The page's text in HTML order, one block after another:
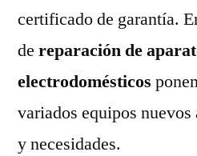
certificado de garantía.
de reparación de
electrodomésticos
variados equipos
y necesidades.